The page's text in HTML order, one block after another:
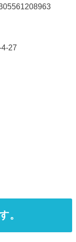
27
。